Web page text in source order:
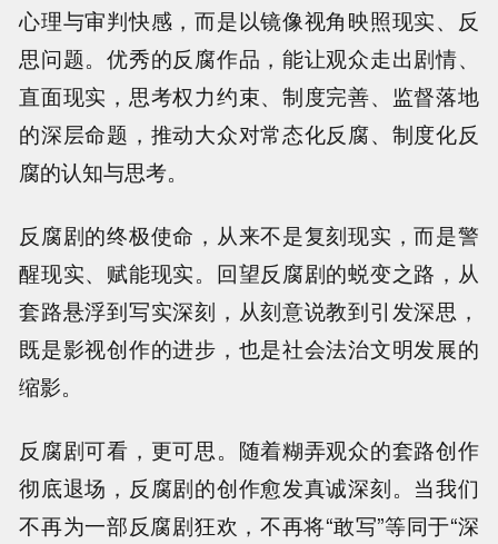
心理与审判快感，而是以镜像视角映照现实、反
思问题。优秀的反腐作品，能让观众走出剧情、
直面现实，思考权力约束、制度完善、监督落地
的深层命题，推动大众对常态化反腐、制度化反
腐的认知与思考。
反腐剧的终极使命，从来不是复刻现实，而是警
醒现实、赋能现实。回望反腐剧的蜕变之路，从
套路悬浮到写实深刻，从刻意说教到引发深思，
既是影视创作的进步，也是社会法治文明发展的
缩影。
反腐剧可看，更可思。随着糊弄观众的套路创作
彻底退场，反腐剧的创作愈发真诚深刻。当我们
不再为一部反腐剧狂欢，不再将“敢写”等同于“深